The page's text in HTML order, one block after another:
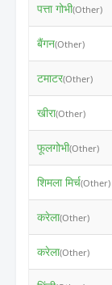
पत्ता गोभी(Other)
बैंगन(Other)
टमाटर(Other)
खीरा(Other)
फूलगोभी(Other)
शिमला मिर्च(Other)
करेला(Other)
करेला(Other)